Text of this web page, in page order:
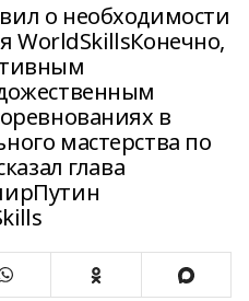
о необходимости
WorldSkillsКонечно,
в
мастерства по
глава